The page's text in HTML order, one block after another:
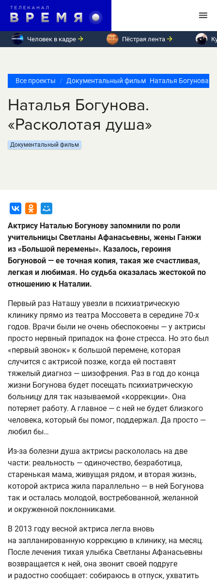
Человек в кадре Пёстрая лента
Все проекты Документальный фильм Наталья Богунова.
Наталья Богунова.
«Расколотая душа»
Документальный фильм
Актрису Наталью Богунову запомнили по роли
учительницы Светланы Афанасьевны, жены Ганжи
из «Большой перемены». Казалось, героиня
Богуновой — ее точная копия, такая же счастливая,
легкая и любимая. Но судьба оказалась жестокой по
отношению к Наталии.
Первый раз Наташу увезли в психиатрическую
клинику прямо из театра Моссовета в середине 70-х
годов. Врачи были не очень обеспокоены — у актрисы
просто нервный припадок на фоне стресса. Но это был
«первый звонок» к большой перемене, которая
случится с актрисой позже, когда ей поставят
тяжелый диагноз — шизофрения. Раз в год до конца
жизни Богунова будет посещать психиатрическую
больницу для так называемой «коррекции». Она
потеряет работу. А главное — с ней не будет близкого
человека, который бы помог, поддержал. Да просто —
любил бы…
Из-за болезни душа актрисы раскололась на две
части: реальность — одиночество, безработица,
старенькая мама, живущая рядом, и вторая жизнь,
которой актриса жила параллельно — в ней Богунова
так и осталась молодой, востребованной, желанной
и окруженной поклонниками.
В 2013 году весной актриса легла вновь
на запланированную коррекцию в клинику, на месяц.
После лечения тихая улыбка Светланы Афанасьевны
возвращается к ней, она звонит своей подруге
и радостно сообщает: собираюсь в отпуск, ухватить